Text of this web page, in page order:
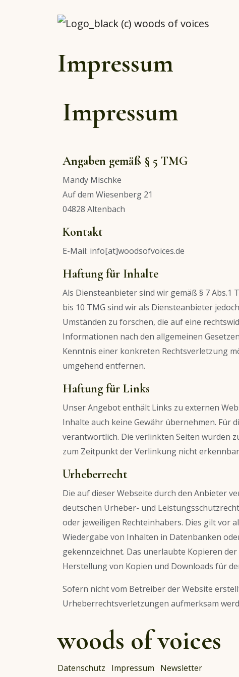
Impressum
Impressum
Angaben gemäß § 5 TMG
Mandy Mischke
Auf dem Wiesenberg 21
04828 Altenbach
Kontakt
E-Mail: info[at]woodsofvoices.de
Haftung für Inhalte
Als Diensteanbieter sind wir gemäß § 7 Abs.1
bis 10 TMG sind wir als Diensteanbieter
Umständen zu forschen, die auf eine
Informationen nach den allgemeinen
Kenntnis einer konkreten Rechtsverletzung
umgehend entfernen.
Haftung für Links
Unser Angebot enthält Links zu externen
Inhalte auch keine Gewähr übernehmen. Für
verantwortlich. Die verlinkten Seiten wurden
zum Zeitpunkt der Verlinkung nicht
Urheberrecht
Die auf dieser Webseite durch den Anbieter
deutschen Urheber- und
oder jeweiligen Rechteinhabers. Dies gilt vor
Wiedergabe von Inhalten in Datenbanken
gekennzeichnet. Das unerlaubte Kopieren
Herstellung von Kopien und Downloads für
Sofern nicht vom Betreiber der Website
Urheberrechtsverletzungen aufmerksam
woods of voices
Datenschutz Impressum
Newsletter